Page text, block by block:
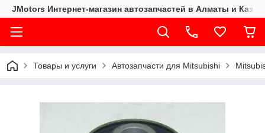
JMotors Интернет-магазин автозапчастей в Алматы и
Товары и услуги Автозапчасти для Mitsubishi